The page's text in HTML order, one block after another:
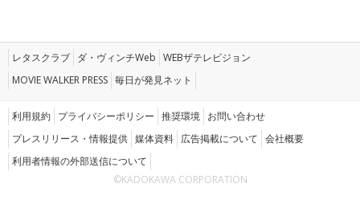
レタスクラブ ダ・ヴィンチWeb WEBザテレビジョン
MOVIE WALKER PRESS 毎日が発見ネット
利用規約 プライバシーポリシー 推奨環境 お問い合わせ
プレスリリース・情報提供 媒体資料 広告掲載について 会社概要
利用者情報の外部送信について
©KADOKAWA CORPORATION